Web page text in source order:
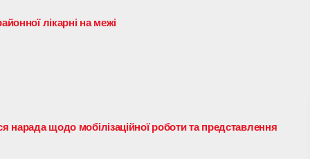
лікарні на межі
нарада щодо мобілізаційної роботи та представлення